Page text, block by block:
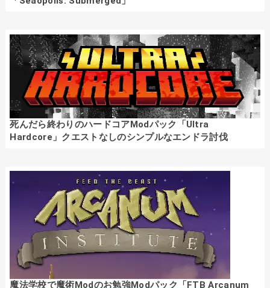
死んだら終わりのハードコアModパック「Ultra
Hardcore」クエストなしのシンプルなエンドラ討伐
魔法学校で魔術Modのお勉強Modパック「FTB Arcanum